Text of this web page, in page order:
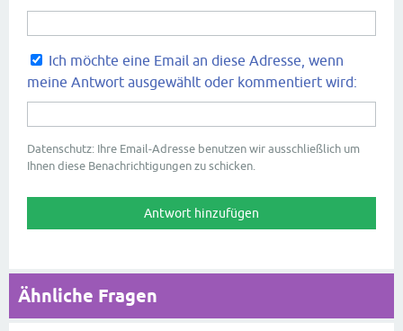
Ich möchte eine Email an diese Adresse, wenn
meine Antwort ausgewählt oder kommentiert wird:
Datenschutz: Ihre Email-Adresse benutzen wir ausschließlich um
Ihnen diese Benachrichtigungen zu schicken.
Ähnliche Fragen